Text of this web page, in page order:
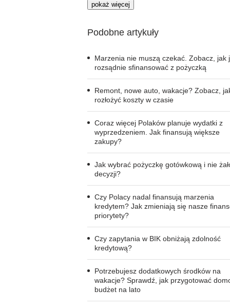
pokaż więcej
Podobne artykuły
Marzenia nie muszą czekać. Zobacz, jak
rozsądnie sfinansować z pożyczką
Remont, nowe auto, wakacje? Zobacz,
rozłożyć koszty w czasie
Coraz więcej Polaków planuje wydatki z
wyprzedzeniem. Jak finansują większe
zakupy?
Jak wybrać pożyczkę gotówkową i nie
decyzji?
Czy Polacy nadal finansują marzenia
kredytem? Jak zmieniają się nasze
priorytety?
Czy zapytania w BIK obniżają zdolność
kredytową?
Potrzebujesz dodatkowych środków na
wakacje? Sprawdź, jak przygotować
budżet na lato